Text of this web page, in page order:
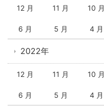
12 月 11 月 10 月
6 月 5 月 4 月
2022年
12 月 11 月 10 月
6 月 5 月 4 月